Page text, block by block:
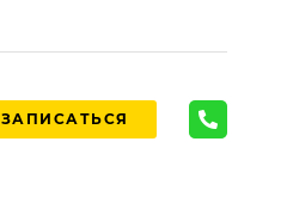
ЗАПИСАТЬСЯ